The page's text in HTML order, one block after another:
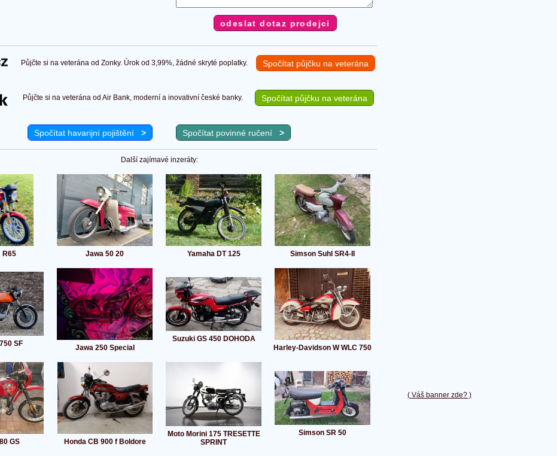
( Váš banner zde? )
Půjčte si na veterána od Zonky. Úrok od 3,99%, žádné skryté poplatky. Spočítat půjčku na veterána
Půjčte si na veterána od Air Bank, moderní a inovativní české banky. Spočítat půjčku na veterána
Spočítat havarijní pojištění > Spočítat povinné ručení >
Další zajímavé inzeráty:
R65 Jawa 50 20 Yamaha DT 125 Simson Suhl SR4-II
SF Jawa 250 Special
Suzuki GS 450 DOHODA
Harley-Davidson W WLC 750
GS Honda CB 900 f Boldore
Moto Morini 175 TRESETTE
SPRINT
Simson SR 50